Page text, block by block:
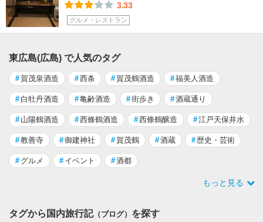
3.33
グルメ・レストラン
東広島(広島) で人気のタグ
#賀茂泉酒造 #西条 #賀茂鶴酒造 #福美人酒造
# 白牡丹酒造 #亀齢酒造 #街歩き #酒蔵通り
# 山陽鶴酒造 #西條鶴酒造 #西條鶴醸造 #江戸天保井水
#教善寺 #御建神社 #賀茂鶴 #酒蔵 # 歴史・芸術
# グルメ # イベント #酒都
もっと見る
タグから国内旅行記（ブログ） を探す